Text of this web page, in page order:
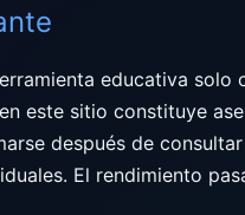
educativa
este sitio constituye
después de
El rendimiento